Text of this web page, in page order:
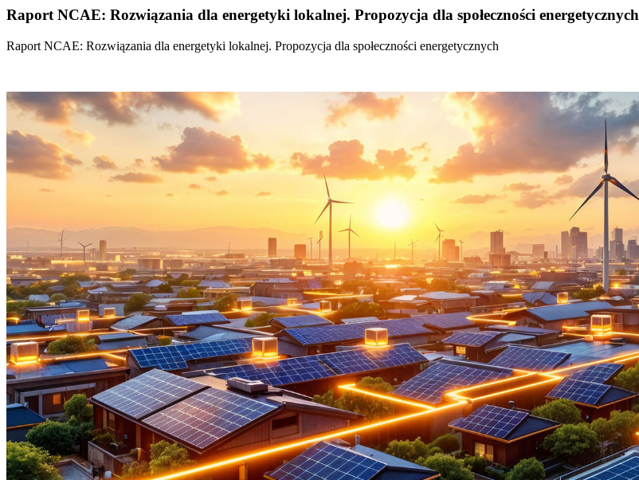
Raport NCAE: Rozwiązania dla energetyki lokalnej. Propozycja dla społeczności energetycznych
Raport NCAE: Rozwiązania dla energetyki lokalnej. Propozycja dla społeczności energetycznych